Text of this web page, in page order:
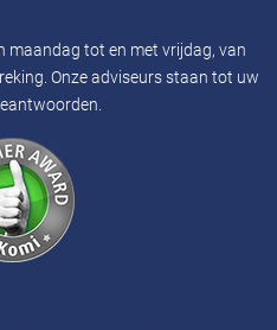
maandag tot en met vrijdag, van
Onze adviseurs staan ​​tot uw